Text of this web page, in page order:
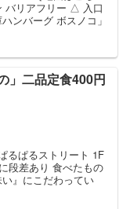
バリアフリー △ 入口
ンバーグ ボスノコ」
」二品定食400円
るぱるストリート 1F
段差あり 食べたもの
』にこだわってい